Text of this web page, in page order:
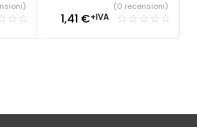
1,41 €+IVA
(0 recensioni)